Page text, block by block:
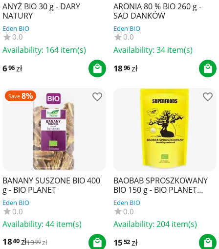
ANYŻ BIO 30 g - DARY
NATURY
Eden BIO
0.0
Availability: 164 item(s)
696zł
ARONIA 80 % BIO 260 g -
SAD DANKÓW
Eden BIO
0.0
Availability: 34 item(s)
1896zł
Save 8%
BANANY SUSZONE BIO 400
g - BIO PLANET
Eden BIO
0.0
Availability: 44 item(s)
1840zł1990 zł
BAOBAB SPROSZKOWANY
BIO 150 g - BIO PLANET
SUPERFOODS
Eden BIO
0.0
Availability: 204 item(s)
1552zł